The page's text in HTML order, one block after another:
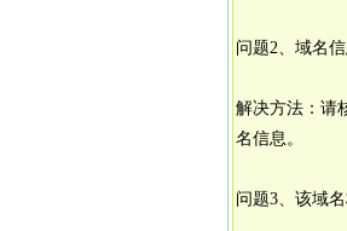
问题2、域名
解决方法：请
名信息。
问题3、该域